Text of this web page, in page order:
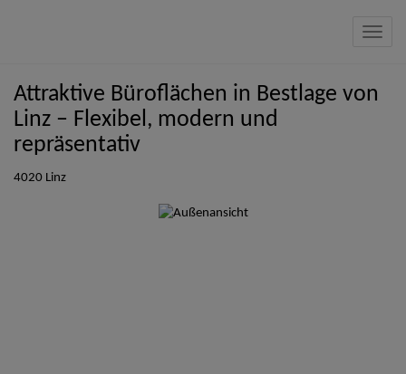
Attraktive Büroflächen in Bestlage von
Linz – Flexibel, modern und
repräsentativ
4020 Linz